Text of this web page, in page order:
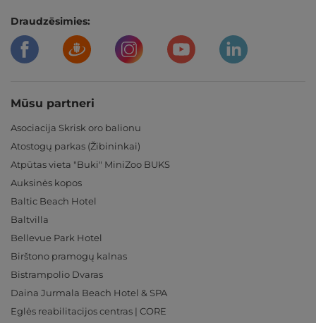
Draudzēsimies:
Mūsu partneri
Asociacija Skrisk oro balionu
Atostogų parkas (Žibininkai)
Atpūtas vieta "Buki" MiniZoo BUKS
Auksinės kopos
Baltic Beach Hotel
Baltvilla
Bellevue Park Hotel
Birštono pramogų kalnas
Bistrampolio Dvaras
Daina Jurmala Beach Hotel & SPA
Eglės reabilitacijos centras | CORE